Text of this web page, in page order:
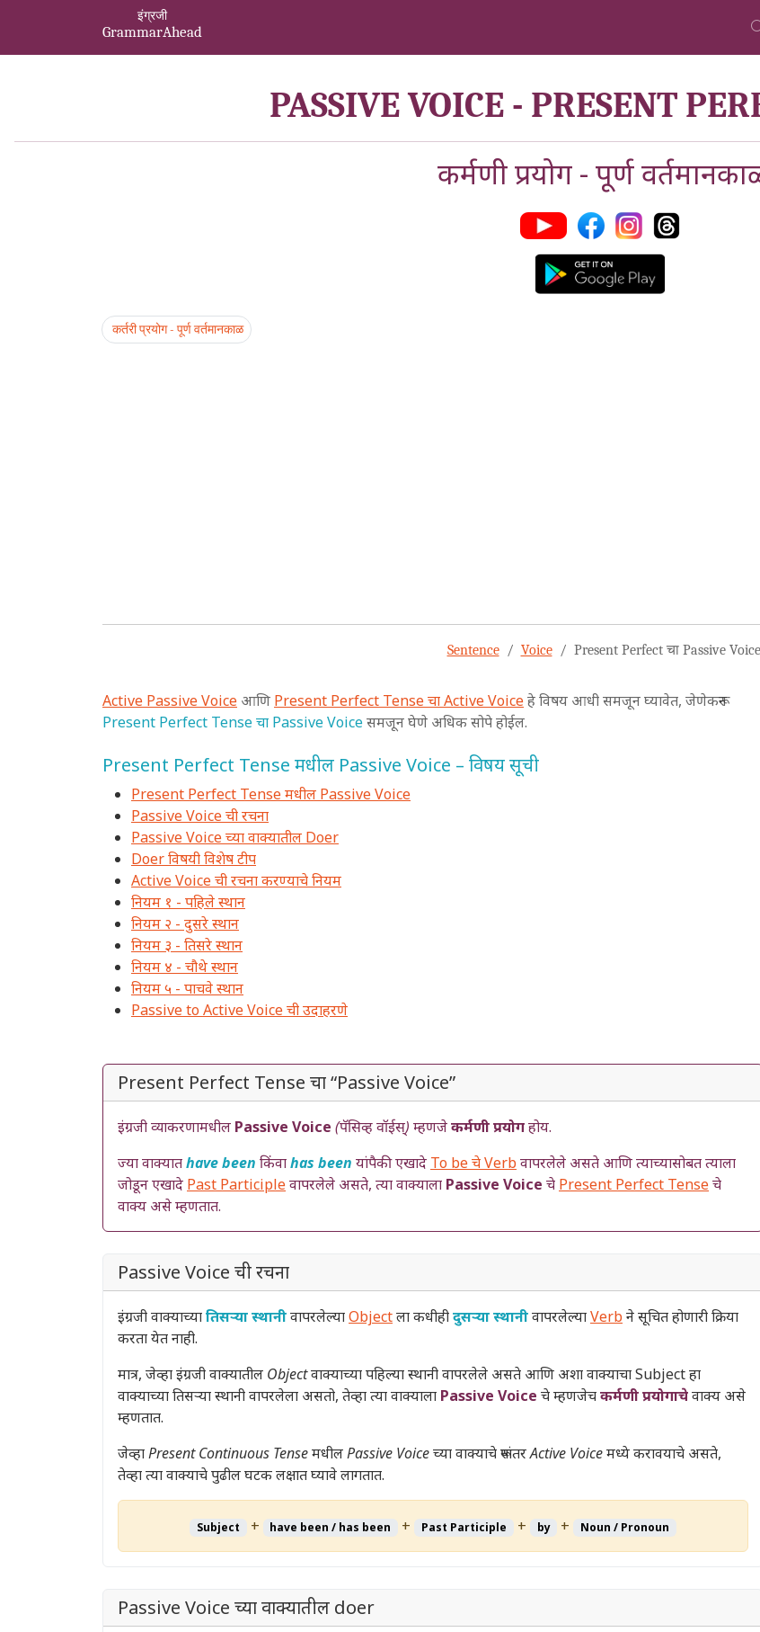
इंग्रजी
GrammarAhead
PASSIVE VOICE - PRESENT
कर्मणी प्रयोग - पूर्ण
कर्तरी प्रयोग - पूर्ण वर्तमानकाळ
Sentence Voice Present Perfect चा Passive Voice
Active Passive Voice आणि Present Perfect Tense चा Active Voiceहे विषय आधी समजून घ्यावेत, जेणेकरून
Present Perfect Tense चा Passive Voiceसमजून घेणे अधिक सोपे होईल.
Present Perfect Tense मधील Passive Voice – विषय सूची
Present Perfect Tense मधील Passive Voice
Passive Voice ची रचना
Passive Voice च्या वाक्यातील Doer
Doer विषयी विशेष टीप
Active Voice ची रचना करण्याचे नियम
नियम १ - पहिले स्थान
नियम २ - दुसरे स्थान
नियम ३ - तिसरे स्थान
नियम ४ - चौथे स्थान
नियम ५ - पाचवे स्थान
Passive to Active Voice ची उदाहरणे
Present Perfect Tense चा “Passive Voice”
इंग्रजी व्याकरणामधील Passive Voice (पॅसिव्ह वॉईस्) म्हणजेकर्मणी प्रयोगहोय.
ज्या वाक्यातhave been किंवाhas been यांपैकी एखादे To be चे Verbवापरलेले असते आणि त्याच्यासोबत त्याला
जोडून एखादे Past Participleवापरलेले असते, त्या वाक्याला Passive Voice चे Present Perfect Tenseचे
वाक्य असे म्हणतात.
Passive Voice ची रचना
इंग्रजी वाक्याच्यातिसऱ्या स्थानीवापरलेल्याObjectला कधीहीदुसऱ्या स्थानीवापरलेल्याVerbने सूचित होणारी क्रिया
करता येत नाही.
मात्र, जेव्हा इंग्रजी वाक्यातील Objectवाक्याच्या पहिल्या स्थानी वापरलेले असते आणि अशा वाक्याचा Subject हा
वाक्याच्या तिसऱ्या स्थानी वापरलेला असतो, तेव्हा त्या वाक्याला Passive Voice चे म्हणजेचकर्मणी प्रयोगाचेवाक्य असे
म्हणतात.
जेव्हाPresent Continuous TenseमधीलPassive Voiceच्या वाक्याचे रूपांतरActive Voiceमध्ये करावयाचे असते,
तेव्हा त्या वाक्याचे पुढील घटक लक्षात घ्यावे लागतात.
Subject + have been / has been + Past Participle + by + Noun / Pronoun
Passive Voice च्या वाक्यातील doer